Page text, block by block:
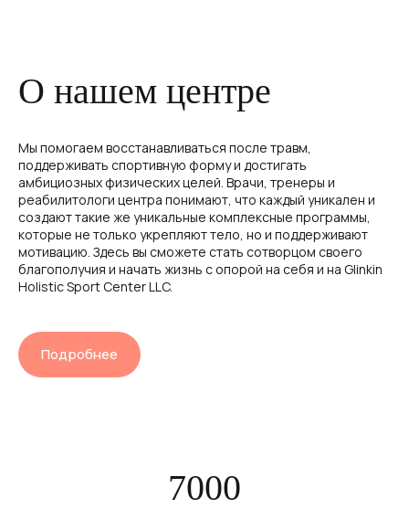
О нашем центре
Мы помогаем восстанавливаться после травм,
поддерживать спортивную форму и достигать
амбициозных физических целей. Врачи, тренеры и
реабилитологи центра понимают, что каждый уникален и
создают такие же уникальные комплексные программы,
которые не только укрепляют тело, но и поддерживают
мотивацию. Здесь вы сможете стать сотворцом своего
благополучия и начать жизнь с опорой на себя и на Glinkin
Holistic Sport Center LLC.
Подробнее
7000
© 2025 все права защищены ООО
Медицинская лицензия и документы
Пациентам
ВЕРСИЯ ДЛЯ СЛАБОВИДЯЩИХ
пн - пт 08:00 - 20:00
Открыть в Я.Картах